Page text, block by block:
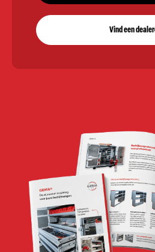
Vind een dealer